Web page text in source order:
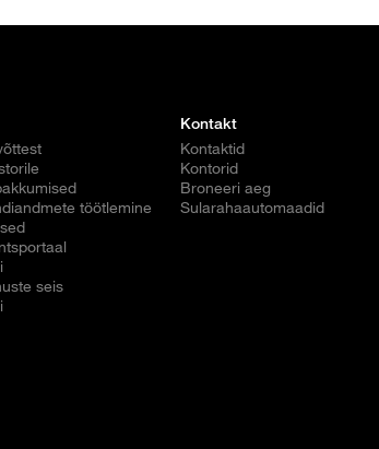
töötlemine
seis
Kontakt
Kontaktid
Kontorid
Broneeri aeg
Sularahaautomaadid